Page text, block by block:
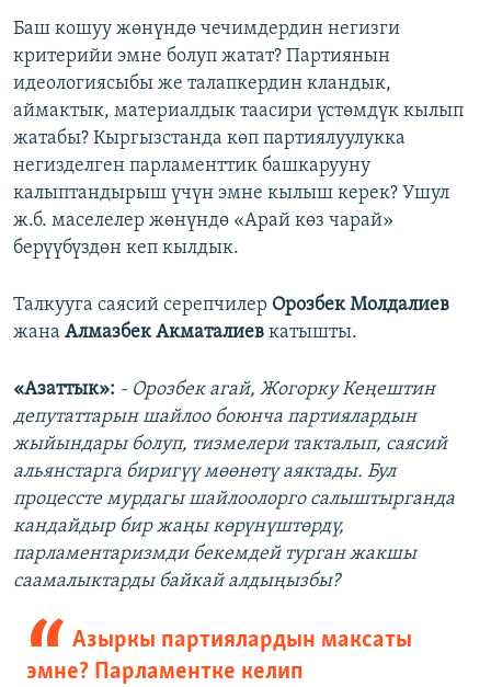
Баш кошуу жөнүндө чечимдердин негизги
критерийи эмне болуп жатат? Партиянын
идеологиясыбы же талапкердин кландык,
аймактык, материалдык таасири үстөмдүк кылып
жатабы? Кыргызстанда көп партиялуулукка
негизделген парламенттик башкарууну
калыптандырыш үчүн эмне кылыш керек? Ушул
ж.б. маселелер жөнүндө «Арай көз чарай»
берүүбүздөн кеп кылдык.
Талкууга саясий серепчилер Орозбек Молдалиев
жана Алмазбек Акматалиев катышты.
«Азаттык»: - Орозбек агай, Жогорку Кеңештин
депутаттарын шайлоо боюнча партиялардын
жыйындары болуп, тизмелери такталып, саясий
альянстарга биригүү мөөнөтү аяктады. Бул
процессте мурдагы шайлоолорго салыштырганда
кандайдыр бир жаңы көрүнүштөрдү,
парламентаризмди бекемдей турган жакшы
саамалыктарды байкай алдыңызбы?
Азыркы партиялардын максаты
эмне? Парламентке келип